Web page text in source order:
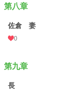
第八章
佐倉 妻
0
第九章
長